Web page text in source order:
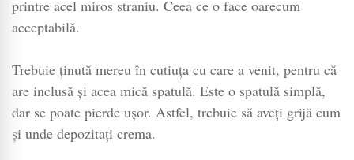
printre acel miros straniu. Ceea ce o face oarecum
acceptabilă.
Trebuie ținută mereu în cutiuța cu care a venit, pentru că
are inclusă și acea mică spatulă. Este o spatulă simplă,
dar se poate pierde ușor. Astfel, trebuie să aveți grijă cum
și unde depozitați crema.